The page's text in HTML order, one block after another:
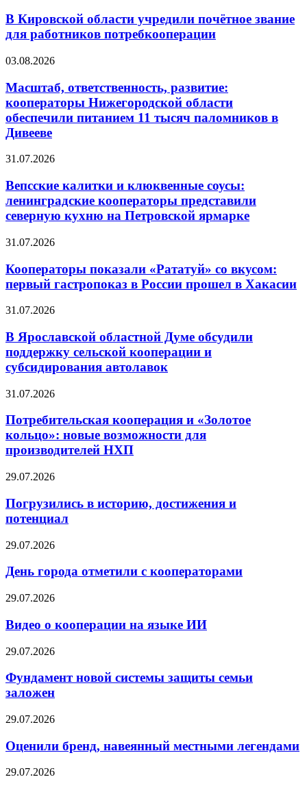
В Кировской области учредили почётное звание
для работников потребкооперации
03.08.2026
Масштаб, ответственность, развитие:
кооператоры Нижегородской области
обеспечили питанием 11 тысяч паломников в
Дивееве
31.07.2026
Вепсские калитки и клюквенные соусы:
ленинградские кооператоры представили
северную кухню на Петровской ярмарке
31.07.2026
Кооператоры показали «Рататуй» со вкусом:
первый гастропоказ в России прошел в Хакасии
31.07.2026
В Ярославской областной Думе обсудили
поддержку сельской кооперации и
субсидирования автолавок
31.07.2026
Потребительская кооперация и «Золотое
кольцо»: новые возможности для
производителей НХП
29.07.2026
Погрузились в историю, достижения и
потенциал
29.07.2026
День города отметили с кооператорами
29.07.2026
Видео о кооперации на языке ИИ
29.07.2026
Фундамент новой системы защиты семьи
заложен
29.07.2026
Оценили бренд, навеянный местными легендами
29.07.2026